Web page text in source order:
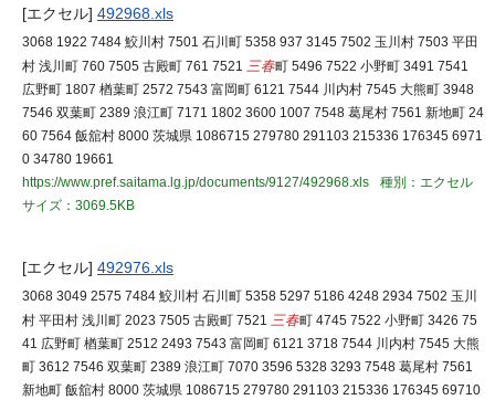
[エクセル] 492968.xls
3068 1922 7484 鮫川村 7501 石川町 5358 937 3145 7502 玉川村 7503 平田
村 浅川町 760 7505 古殿町 761 7521 三春町 5496 7522 小野町 3491 7541
広野町 1807 楢葉町 2572 7543 富岡町 6121 7544 川内村 7545 大熊町 3948
7546 双葉町 2389 浪江町 7171 1802 3600 1007 7548 葛尾村 7561 新地町 24
60 7564 飯舘村 8000 茨城県 1086715 279780 291103 215336 176345 6971
0 34780 19661
https://www.pref.saitama.lg.jp/documents/9127/492968.xls
種別：エクセル
サイズ：3069.5KB
[エクセル] 492976.xls
3068 3049 2575 7484 鮫川村 石川町 5358 5297 5186 4248 2934 7502 玉川
村 平田村 浅川町 2023 7505 古殿町 7521 三春町 4745 7522 小野町 3426 75
41 広野町 楢葉町 2512 2493 7543 富岡町 6121 3718 7544 川内村 7545 大熊
町 3612 7546 双葉町 2389 浪江町 7070 3596 5328 3293 7548 葛尾村 7561
新地町 飯舘村 8000 茨城県 1086715 279780 291103 215336 176345 69710